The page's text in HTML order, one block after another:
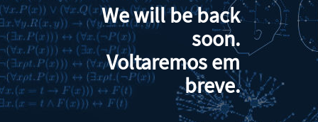
We will be back
soon.
Voltaremos em
breve.